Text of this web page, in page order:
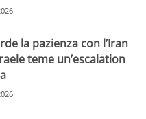
la pazienza con l’Iran
teme un’escalation